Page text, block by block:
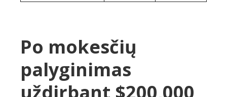
Po mokesčių
palyginimas